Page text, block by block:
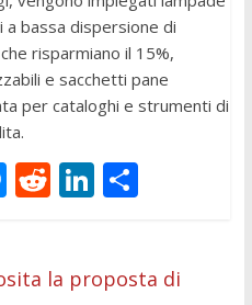
bassa dispersione di
risparmiano il 15%,
e sacchetti pane
per cataloghi e strumenti di
M
e
R
di
Li
e
C
di
la proposta di